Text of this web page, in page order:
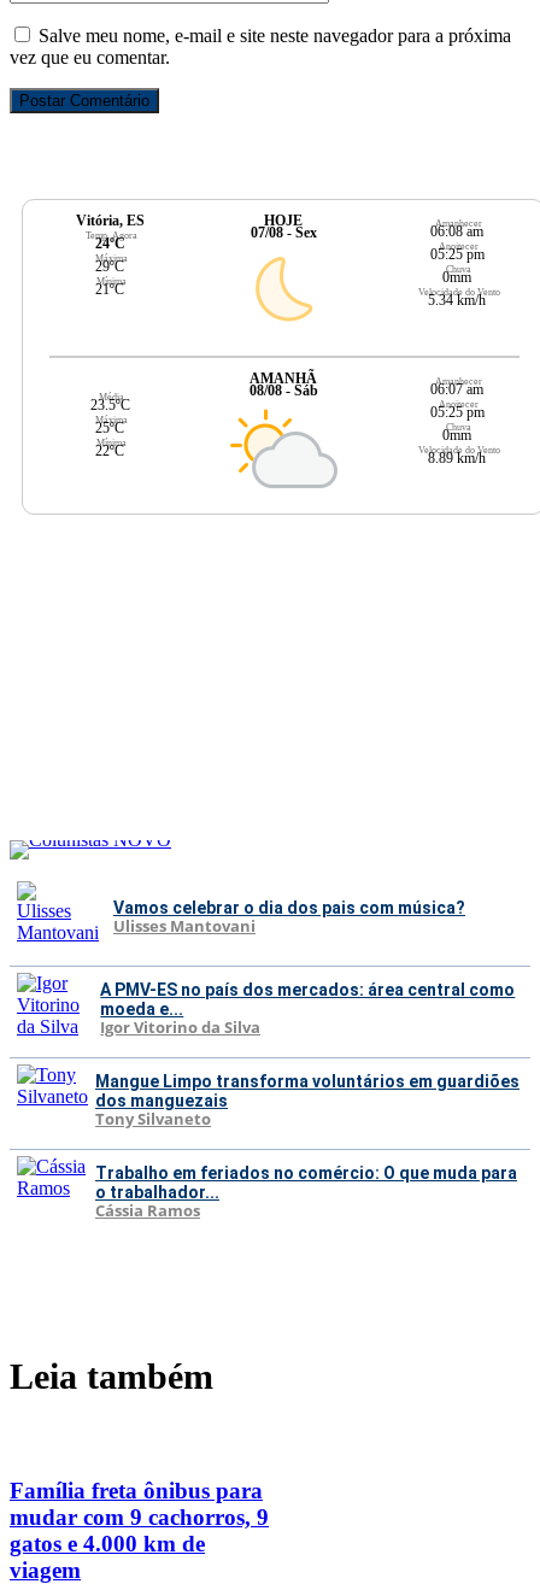
Salve meu nome, e-mail e site neste navegador para a próxima
vez que eu comentar.
Vitória, ES
Temp. Agora
24ºC
Máxima
29ºC
Mínima
21ºC
HOJE
07/08 - Sex
Amanhecer
06:08 am
Anoitecer
05:25 pm
Chuva
0mm
Velocidade do Vento
5.34 km/h
Média
23.5ºC
Máxima
25ºC
Mínima
22ºC
AMANHÃ
08/08 - Sáb
Amanhecer
06:07 am
Anoitecer
05:25 pm
Chuva
0mm
Velocidade do Vento
8.89 km/h
Vamos celebrar o dia dos pais com música?
Ulisses Mantovani
A PMV-ES no país dos mercados: área central como
moeda e...
Igor Vitorino da Silva
Mangue Limpo transforma voluntários em guardiões
dos manguezais
Tony Silvaneto
Trabalho em feriados no comércio: O que muda para
o trabalhador...
Cássia Ramos
Leia também
Família freta ônibus para
mudar com 9 cachorros, 9
gatos e 4.000 km de
viagem